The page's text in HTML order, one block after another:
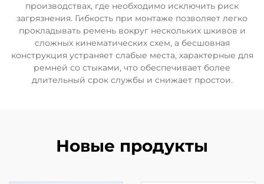
производствах, где необходимо исключить риск
загрязнения. Гибкость при монтаже позволяет легко
прокладывать ремень вокруг нескольких шкивов и
сложных кинематических схем, а бесшовная
конструкция устраняет слабые места, характерные для
ремней со стыками, что обеспечивает более
длительный срок службы и снижает простои.
Новые продукты